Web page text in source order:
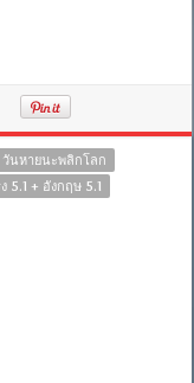
นหายนะพลิกโลก
5.1 + อังกฤษ 5.1